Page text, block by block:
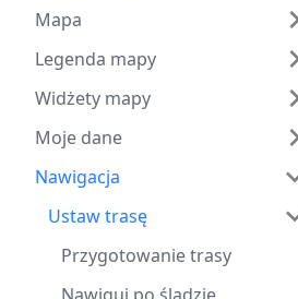
Mapa
Legenda mapy
Widżety mapy
Moje dane
Nawigacja
Ustaw trasę
Przygotowanie trasy